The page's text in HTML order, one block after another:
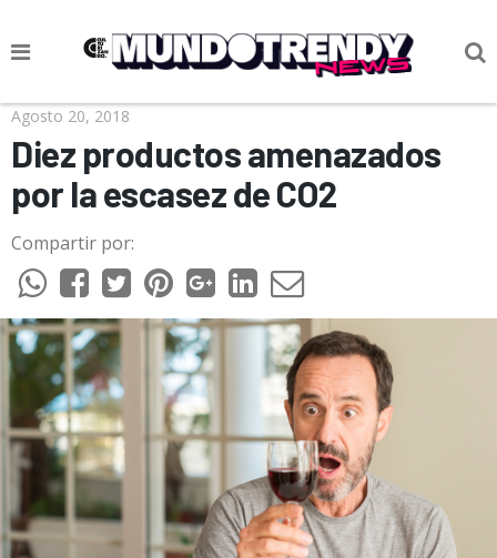
NOTICIAS
CULTURA POP
CIENCIA Y TECNOLOGÍA
VIDA
SOCIEDAD
CULTURIZANDO.COM
Agosto 20, 2018
Diez productos amenazados
por la escasez de CO2
Compartir por: